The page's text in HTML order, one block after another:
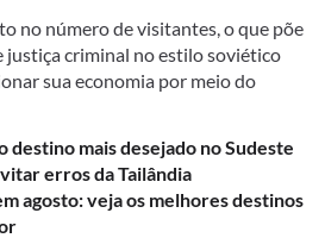
no número de visitantes, o que põe
justiça criminal no estilo soviético
sua economia por meio do
destino mais desejado no Sudeste
erros da Tailândia
agosto: veja os melhores destinos